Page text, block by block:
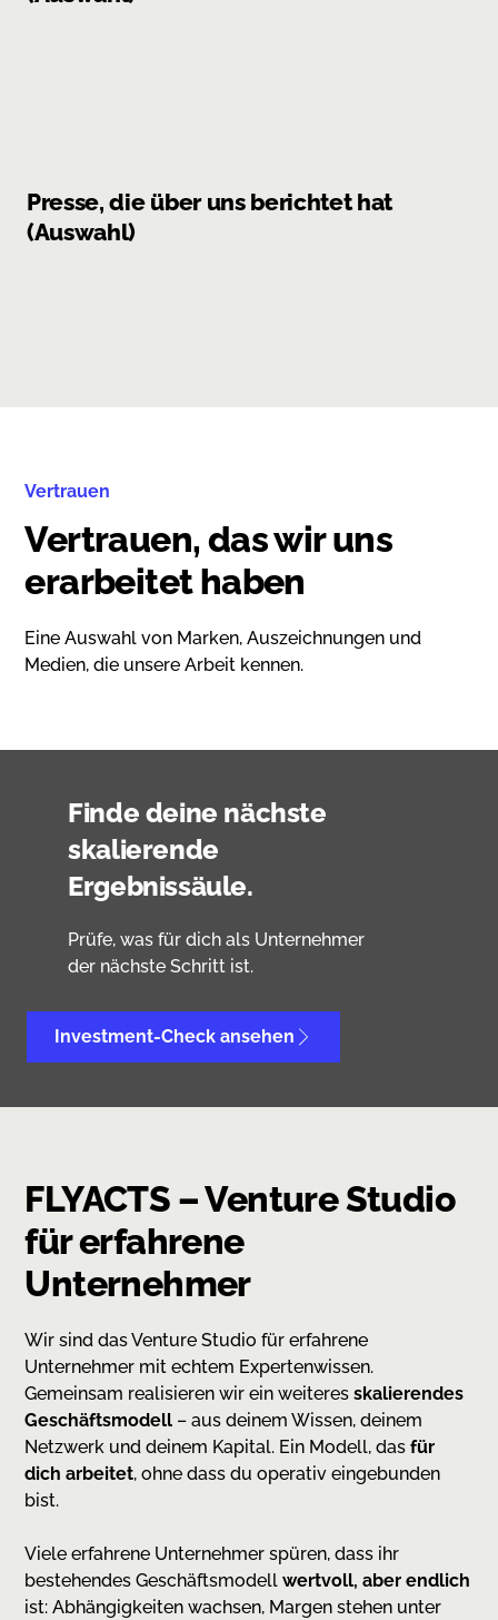
Presse, die über uns berichtet hat
(Auswahl)
Vertrauen
Vertrauen, das wir uns
erarbeitet haben
Eine Auswahl von Marken, Auszeichnungen und
Medien, die unsere Arbeit kennen.
Finde deine nächste
skalierende
Ergebnissäule.
Prüfe, was für dich als Unternehmer
der nächste Schritt ist.
Investment-Check ansehen
FLYACTS – Venture Studio
für erfahrene
Unternehmer
Wir sind das Venture Studio für erfahrene
Unternehmer mit echtem Expertenwissen.
Gemeinsam realisieren wir ein weiteresskalierendes
Geschäftsmodell – aus deinem Wissen, deinem
Netzwerk und deinem Kapital. Ein Modell, dasfür
dich arbeitet, ohne dass du operativ eingebunden
bist.
Viele erfahrene Unternehmer spüren, dass ihr
bestehendes Geschäftsmodellwertvoll, aber endlich
ist: Abhängigkeiten wachsen, Margen stehen unter